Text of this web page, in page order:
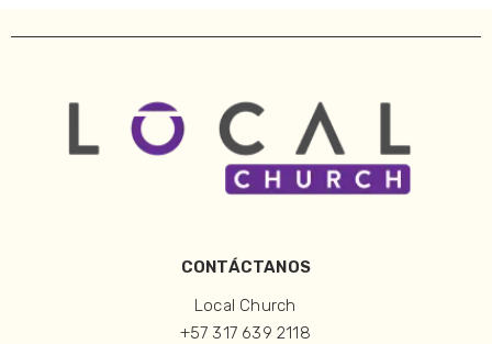
CONTÁCTANOS
Local Church
+57 317 639 2118